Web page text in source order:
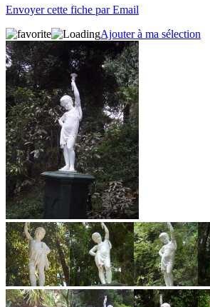
Envoyer cette fiche par Email
Ajouter à ma sélection